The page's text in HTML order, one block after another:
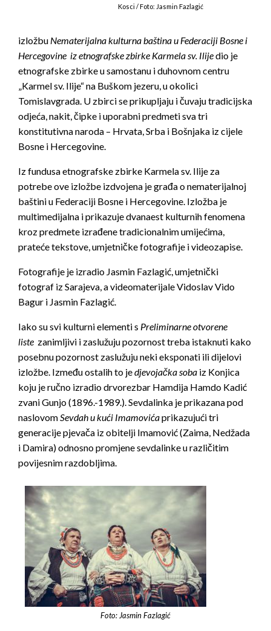
Kosci / Foto: Jasmin Fazlagić
izložbu Nematerijalna kulturna baština u Federaciji Bosne i
Hercegovine iz etnografske zbirke Karmela sv. Ilijedio je
etnografske zbirke u samostanu i duhovnom centru
„Karmel sv. Ilije“ na Buškom jezeru, u okolici
Tomislavgrada. U zbirci se prikupljaju i čuvaju tradicijska
odjeća, nakit, čipke i uporabni predmeti sva tri
konstitutivna naroda – Hrvata, Srba i Bošnjaka iz cijele
Bosne i Hercegovine.
Iz fundusa etnografske zbirke Karmela sv. Ilije za
potrebe ove izložbe izdvojena je građa o nematerijalnoj
baštini u Federaciji Bosne i Hercegovine. Izložba je
multimedijalna i prikazuje dvanaest kulturnih fenomena
kroz predmete izrađene tradicionalnim umijećima,
prateće tekstove, umjetničke fotografije i videozapise.
Fotografije je izradio Jasmin Fazlagić, umjetnički
fotograf iz Sarajeva, a videomaterijale Vidoslav Vido
Bagur i Jasmin Fazlagić.
Iako su svi kulturni elementi s Preliminarne otvorene
liste zanimljivi i zaslužuju pozornost treba istaknuti kako
posebnu pozornost zaslužuju neki eksponati ili dijelovi
izložbe. Između ostalih to jedjevojačka soba iz Konjica
koju je ručno izradio drvorezbar Hamdija Hamdo Kadić
zvani Gunjo (1896.-1989.). Sevdalinka je prikazana pod
naslovomSevdah u kući Imamovićaprikazujući tri
generacije pjevača iz obitelji Imamović (Zaima, Nedžada
i Damira) odnosno promjene sevdalinke u različitim
povijesnim razdobljima.
Foto: Jasmin Fazlagić